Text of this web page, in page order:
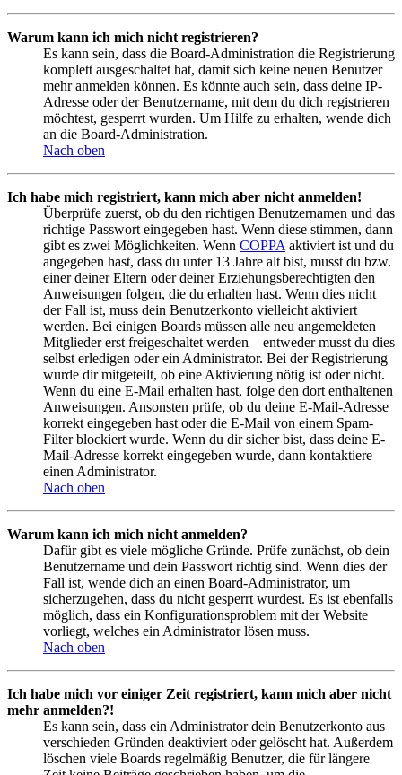
Warum kann ich mich nicht registrieren?
Es kann sein, dass die Board-Administration die Registrierung
komplett ausgeschaltet hat, damit sich keine neuen Benutzer
mehr anmelden können. Es könnte auch sein, dass deine IP-
Adresse oder der Benutzername, mit dem du dich registrieren
möchtest, gesperrt wurden. Um Hilfe zu erhalten, wende dich
an die Board-Administration.
Nach oben
Ich habe mich registriert, kann mich aber nicht anmelden!
Überprüfe zuerst, ob du den richtigen Benutzernamen und das
richtige Passwort eingegeben hast. Wenn diese stimmen, dann
gibt es zwei Möglichkeiten. Wenn COPPA aktiviert ist und du
angegeben hast, dass du unter 13 Jahre alt bist, musst du bzw.
einer deiner Eltern oder deiner Erziehungsberechtigten den
Anweisungen folgen, die du erhalten hast. Wenn dies nicht
der Fall ist, muss dein Benutzerkonto vielleicht aktiviert
werden. Bei einigen Boards müssen alle neu angemeldeten
Mitglieder erst freigeschaltet werden – entweder musst du dies
selbst erledigen oder ein Administrator. Bei der Registrierung
wurde dir mitgeteilt, ob eine Aktivierung nötig ist oder nicht.
Wenn du eine E-Mail erhalten hast, folge den dort enthaltenen
Anweisungen. Ansonsten prüfe, ob du deine E-Mail-Adresse
korrekt eingegeben hast oder die E-Mail von einem Spam-
Filter blockiert wurde. Wenn du dir sicher bist, dass deine E-
Mail-Adresse korrekt eingegeben wurde, dann kontaktiere
einen Administrator.
Nach oben
Warum kann ich mich nicht anmelden?
Dafür gibt es viele mögliche Gründe. Prüfe zunächst, ob dein
Benutzername und dein Passwort richtig sind. Wenn dies der
Fall ist, wende dich an einen Board-Administrator, um
sicherzugehen, dass du nicht gesperrt wurdest. Es ist ebenfalls
möglich, dass ein Konfigurationsproblem mit der Website
vorliegt, welches ein Administrator lösen muss.
Nach oben
Ich habe mich vor einiger Zeit registriert, kann mich aber nicht
mehr anmelden?!
Es kann sein, dass ein Administrator dein Benutzerkonto aus
verschieden Gründen deaktiviert oder gelöscht hat. Außerdem
löschen viele Boards regelmäßig Benutzer, die für längere